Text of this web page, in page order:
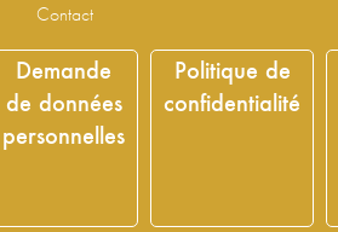
contact
découvrir le groupe
Demande
de données
personnelles
Politique de
confidentialité